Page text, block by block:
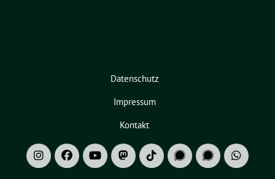
Datenschutz
Impressum
Kontakt